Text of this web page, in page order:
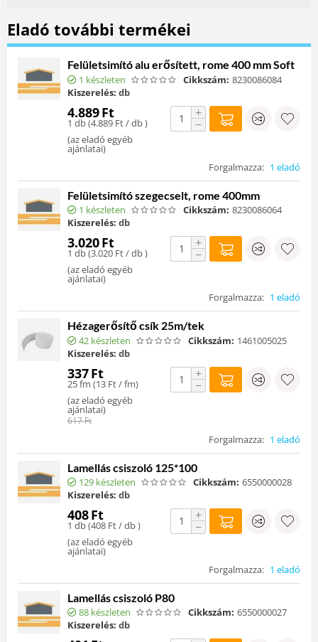
Eladó további termékei
Felületsimító alu erősített, rome 400 mm Soft
1 készleten Cikkszám: 8230086084
Kiszerelés: db
4.889Ft
1 db (4.889 Ft/ db )
(az eladó egyéb
ajánlatai)
+
−
Forgalmazza: 1 eladó
Felületsimító szegecselt, rome 400mm
1 készleten Cikkszám: 8230086064
Kiszerelés: db
3.020Ft
1 db (3.020 Ft/ db )
(az eladó egyéb
ajánlatai)
+
−
Forgalmazza: 1 eladó
Hézagerősítő csík 25m/tek
42 készleten Cikkszám: 1461005025
Kiszerelés: db
337Ft
25 fm (13 Ft/ fm)
(az eladó egyéb
ajánlatai)
617Ft
+
−
Forgalmazza: 1 eladó
Lamellás csiszoló 125*100
129 készleten Cikkszám: 6550000028
Kiszerelés: db
408Ft
1 db (408 Ft/ db )
(az eladó egyéb
ajánlatai)
+
−
Forgalmazza: 1 eladó
Lamellás csiszoló P80
88 készleten Cikkszám: 6550000027
Kiszerelés: db